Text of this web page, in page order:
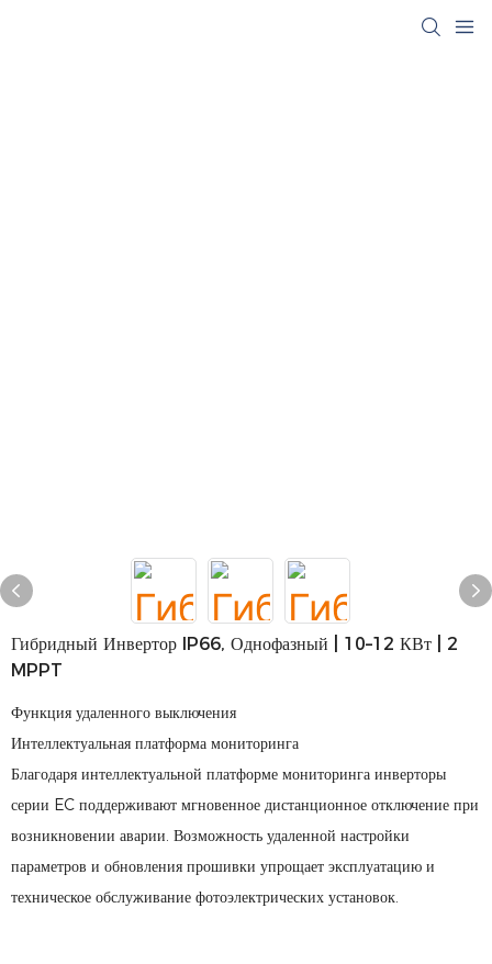
Гибридный Инвертор IP66, Однофазный | 10–12 КВт | 2
MPPT
Функция удаленного выключения
Интеллектуальная платформа мониторинга
Благодаря интеллектуальной платформе мониторинга инверторы
серии EC поддерживают мгновенное дистанционное отключение при
возникновении аварии. Возможность удаленной настройки
параметров и обновления прошивки упрощает эксплуатацию и
техническое обслуживание фотоэлектрических установок.